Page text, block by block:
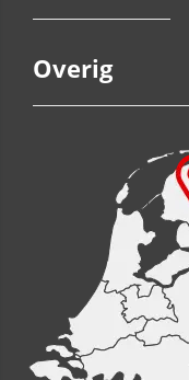
Overig